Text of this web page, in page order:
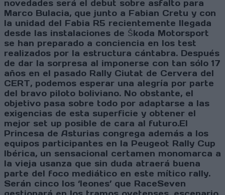
novedades será el debut sobre asfalto para
Marco Bulacia, que junto a Fabian Cretu y con
la unidad del Fabia R5 recientemente llegada
desde las instalaciones de Škoda Motorsport
se han preparado a conciencia en los test
realizados por la estructura cántabra. Después
de dar la sorpresa al imponerse con tan sólo 17
años en el pasado Rally Ciutat de Cervera del
CERT, podemos esperar una alegría por parte
del bravo piloto boliviano. No obstante, el
objetivo pasa sobre todo por adaptarse a las
exigencias de esta superficie y obtener el
mejor set up posible de cara al futuro.El
Princesa de Asturias congrega además a los
equipos participantes en la Peugeot Rally Cup
Ibérica, un sensacional certamen monomarca a
la vieja usanza que sin duda atraerá buena
parte del foco mediático en este mítico rally.
Serán cinco los ‘leones’ que RaceSeven